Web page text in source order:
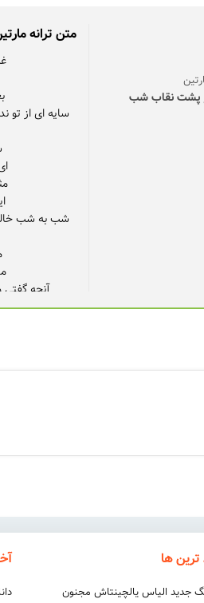
پشت نقاب شب
متن ترانه
سایه ای از تو
شب به شب
ترین ها
جدید الیاس یالچینتاش مجنون